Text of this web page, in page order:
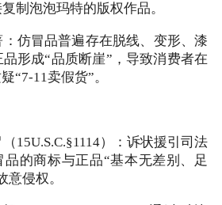
制泡泡玛特的版权作品。
仿冒品普遍存在脱线、变形、漆
形成“品质断崖”，导致消费者在
“7-11卖假货”。
）：诉状援引司法
品的商标与正品“基本无差别、足
意侵权。